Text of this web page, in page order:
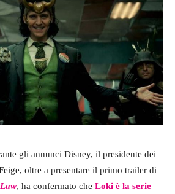
gli annunci Disney, il presidente dei
oltre a presentare il primo trailer di
, ha confermato che Loki è la serie